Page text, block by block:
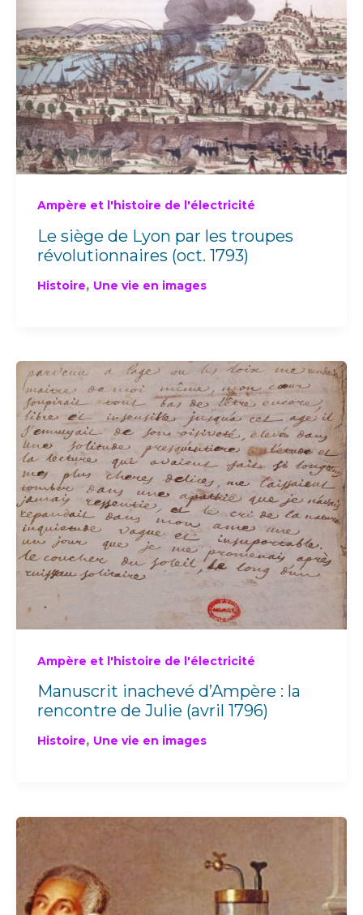
Ampère et l'histoire de l'électricité
Le siège de Lyon par les troupes
révolutionnaires (oct. 1793)
Histoire, Une vie en images
Ampère et l'histoire de l'électricité
Manuscrit inachevé d’Ampère : la
rencontre de Julie (avril 1796)
Histoire, Une vie en images